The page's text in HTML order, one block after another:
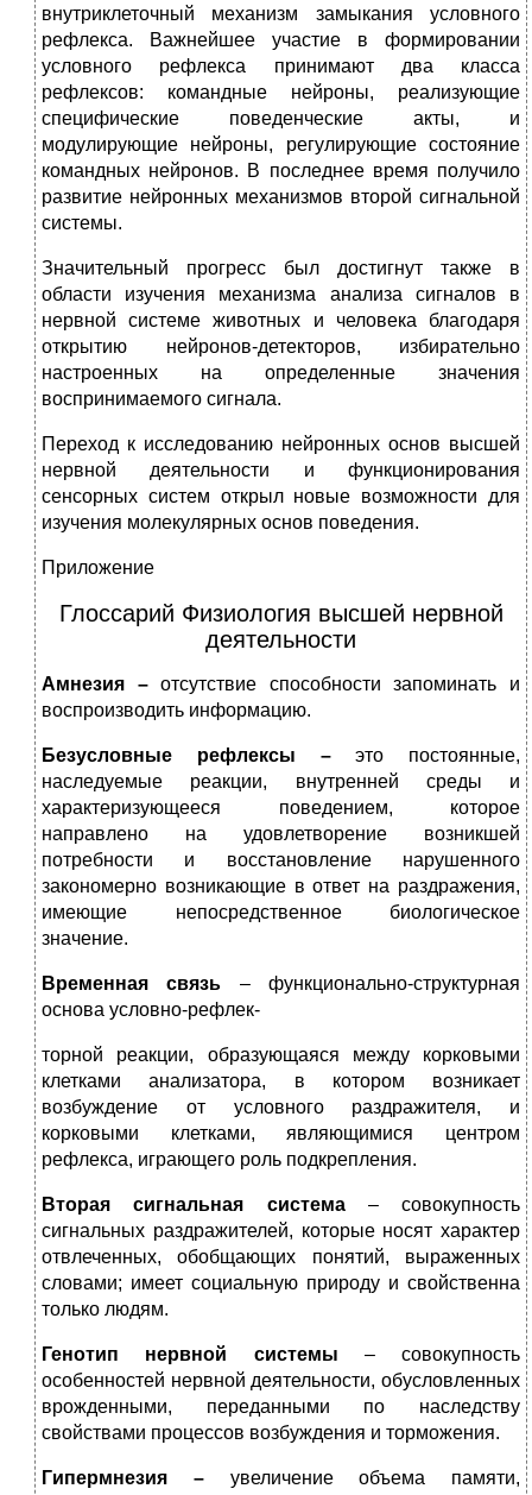
внутриклеточный механизм замыкания условного
рефлекса. Важнейшее участие в формировании
условного рефлекса принимают два класса
рефлексов: командные нейроны, реализующие
специфические поведенческие акты, и
модулирующие нейроны, регулирующие состояние
командных нейронов. В последнее время получило
развитие нейронных механизмов второй сигнальной
системы.
Значительный прогресс был достигнут также в
области изучения механизма анализа сигналов в
нервной системе животных и человека благодаря
открытию нейронов-детекторов, избирательно
настроенных на определенные значения
воспринимаемого сигнала.
Переход к исследованию нейронных основ высшей
нервной деятельности и функционирования
сенсорных систем открыл новые возможности для
изучения молекулярных основ поведения.
Приложение
Глоссарий Физиология высшей нервной
деятельности
Амнезия –отсутствие способности запоминать и
воспроизводить информацию.
Безусловные рефлексы –это постоянные,
наследуемые реакции, внутренней среды и
характеризующееся поведением, которое
направлено на удовлетворение возникшей
потребности и восстановление нарушенного
закономерно возникающие в ответ на раздражения,
имеющие непосредственное биологическое
значение.
Временная связь – функционально-структурная
основа условно-рефлек-
торной реакции, образующаяся между корковыми
клетками анализатора, в котором возникает
возбуждение от условного раздражителя, и
корковыми клетками, являющимися центром
рефлекса, играющего роль подкрепления.
Вторая сигнальная система– совокупность
сигнальных раздражителей, которые носят характер
отвлеченных, обобщающих понятий, выраженных
словами; имеет социальную природу и свойственна
только людям.
Генотип нервной системы – совокупность
особенностей нервной деятельности, обусловленных
врожденными, переданными по наследству
свойствами процессов возбуждения и торможения.
Гипермнезия – увеличение объема памяти,